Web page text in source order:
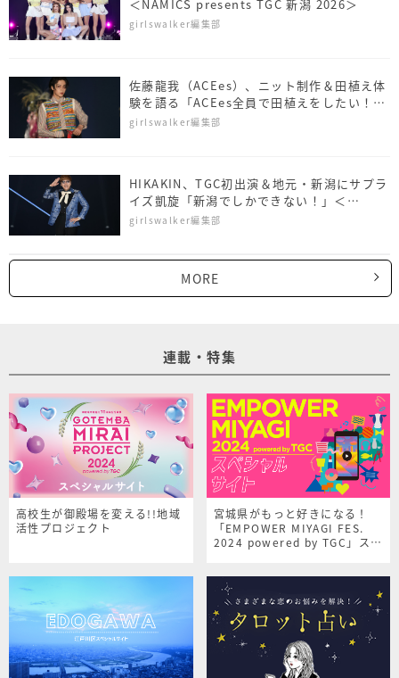
＜NAMICS presents TGC 新潟 2026＞
girlswalker編集部
佐藤⿓我（ACEes）、ニット制作＆田植え体
験を語る「ACEes全員で田植えをしたい！」
＜NAMICS presents TGC 新潟 2026＞
girlswalker編集部
HIKAKIN、TGC初出演＆地元・新潟にサプラ
イズ凱旋「新潟でしかできない！」＜
NAMICS presents TGC 新潟 2026＞
girlswalker編集部
MORE
連載・特集
高校生が御殿場を変える!!地域
活性プロジェクト
宮城県がもっと好きになる！
「EMPOWER MIYAGI FES.
2024 powered by TGC」スペ